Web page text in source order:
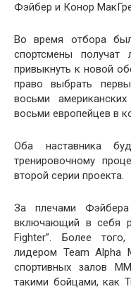
Фэйбер и Конор
Во время отбора
спортсмены
привыкнуть к новой
право выбрать
восьми
восьми европейцев в
Оба наставника
тренировочному
второй серии проекта.
За плечами Фэйбера
включающий в себя
Fighter”. Более
лидером Team Alpha
спортивных залов
такими бойцами, как